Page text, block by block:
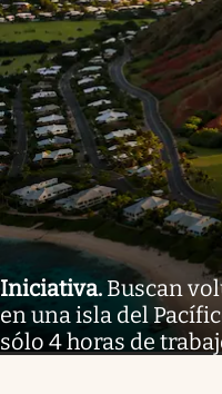
Iniciativa. Buscan
en una isla del
sólo 4 horas de